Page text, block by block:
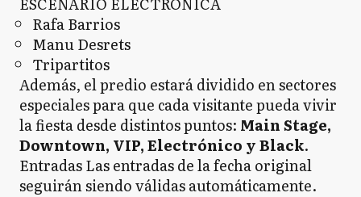
Rafa Barrios
Manu Desrets
Tripartitos
Además, el predio estará dividido en sectores
especiales para que cada visitante pueda vivir
la fiesta desde distintos puntos: Main Stage,
Downtown, VIP, Electrónico y Black.
Entradas Las entradas de la fecha original
seguirán siendo válidas automáticamente.